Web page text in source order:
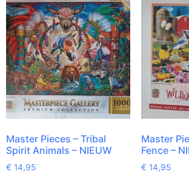
Master Pieces – Tribal
Spirit Animals – NIEUW
€ 14,95
Master
Fence –
€ 14,95